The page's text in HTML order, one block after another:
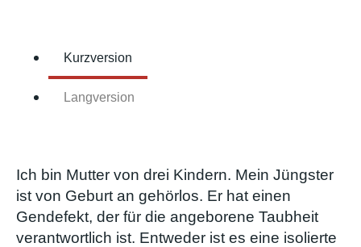
Kurzversion
Langversion
Ich bin Mutter von drei Kindern. Mein Jüngster
ist von Geburt an gehörlos. Er hat einen
Gendefekt, der für die angeborene Taubheit
verantwortlich ist. Entweder ist es eine isolierte